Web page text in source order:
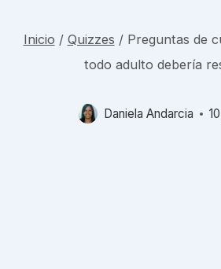
Inicio / Quizzes / Preguntas de
todo adulto debería
Daniela Andarcia